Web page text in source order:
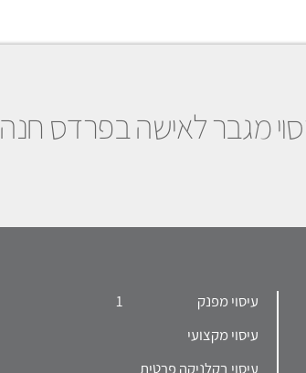
מגבר לאישה בפרדס חנה
עיסוי מפנק
עיסוי מקצועי
עיסוי בקלניקה פרטית
1